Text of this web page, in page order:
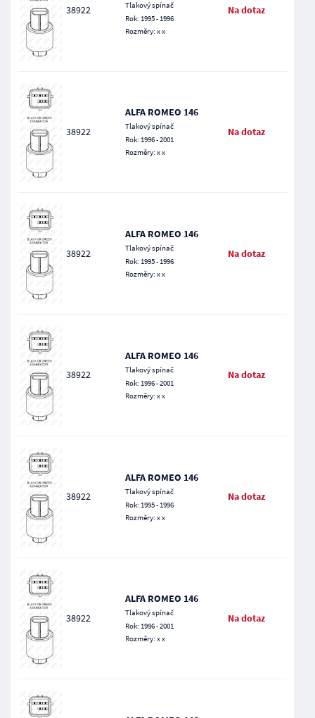
38922
Tlakový spínač
Rok: 1995 - 1996
Rozměry: x x
Na dotaz
38922
ALFA ROMEO 146
Tlakový spínač
Rok: 1996 - 2001
Rozměry: x x
Na dotaz
38922
ALFA ROMEO 146
Tlakový spínač
Rok: 1995 - 1996
Rozměry: x x
Na dotaz
38922
ALFA ROMEO 146
Tlakový spínač
Rok: 1996 - 2001
Rozměry: x x
Na dotaz
38922
ALFA ROMEO 146
Tlakový spínač
Rok: 1995 - 1996
Rozměry: x x
Na dotaz
38922
ALFA ROMEO 146
Tlakový spínač
Rok: 1996 - 2001
Rozměry: x x
Na dotaz